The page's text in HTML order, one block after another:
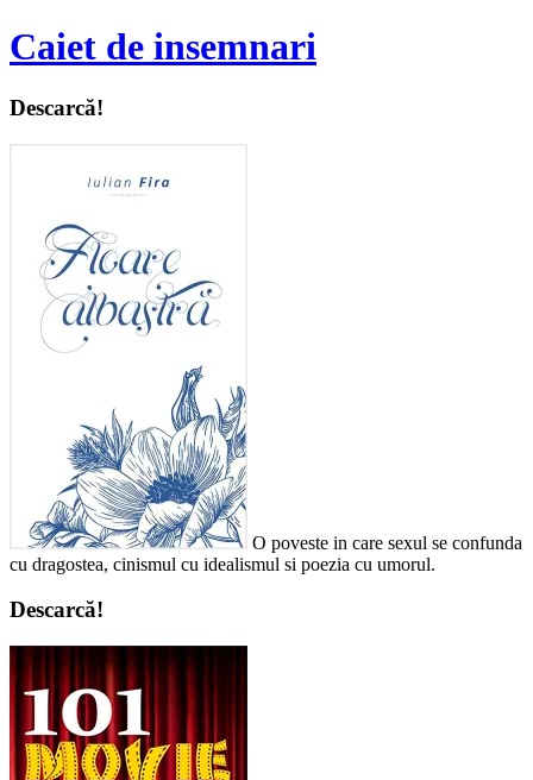
Caiet de insemnari
Descarcă!
O poveste in care sexul se confunda
cu dragostea, cinismul cu idealismul si poezia cu umorul.
Descarcă!